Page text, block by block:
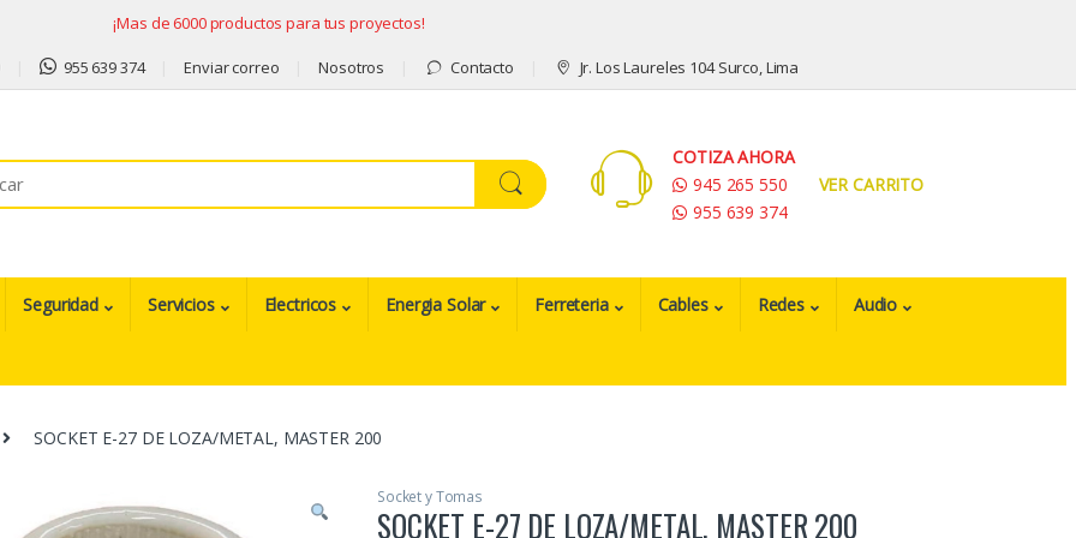
¡Mas de 6000 productos para tus proyectos!
955 639 374 Enviar correo Nosotros Contacto Jr. Los Laureles 104 Surco, Lima
COTIZA AHORA
945 265 550
955 639 374
VER CARRITO
Seguridad Servicios Electricos Energia Solar Ferreteria Cables Redes Audio
SOCKET E-27 DE LOZA/METAL, MASTER 200
Socket y Tomas
SOCKET E-27 DE LOZA/METAL, MASTER 200